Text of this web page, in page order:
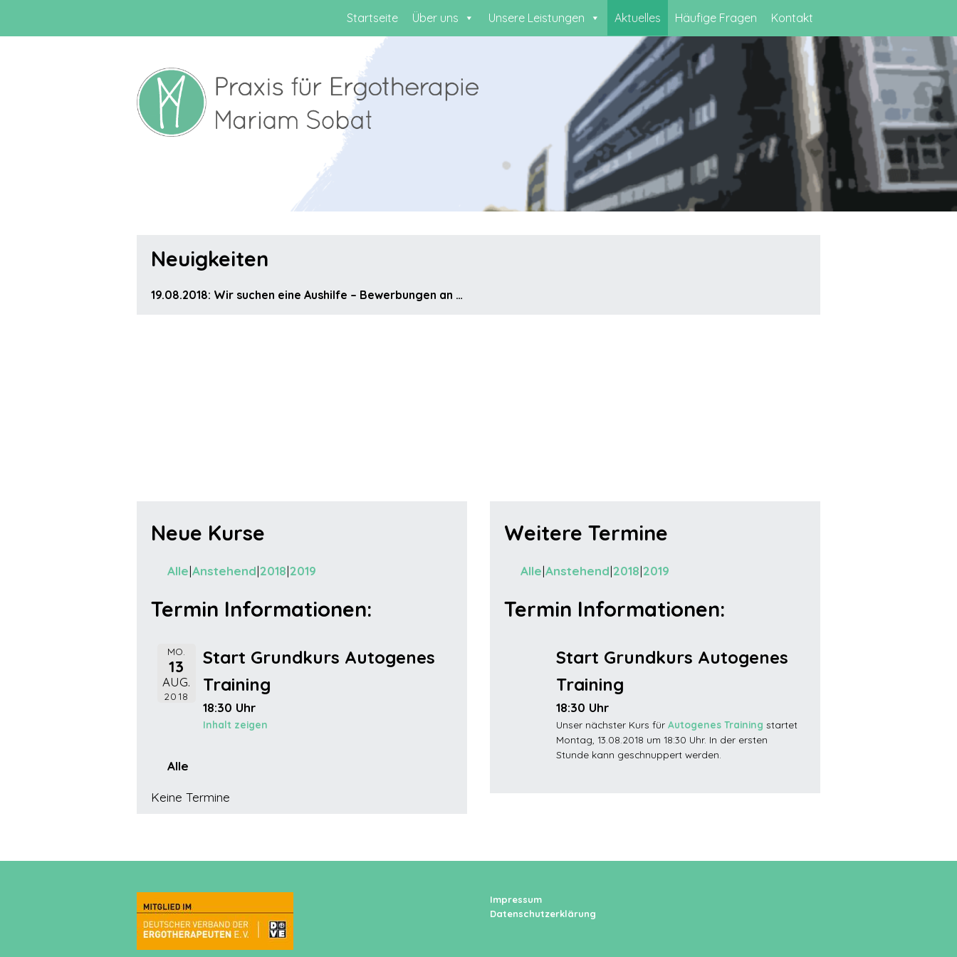
Startseite Über uns Unsere Leistungen Aktuelles Häufige Fragen Kontakt
Neuigkeiten
19.08.2018: Wir suchen eine Aushilfe – Bewerbungen an …
Neue Kurse
Alle Anstehend 2018 2019
Termin Informationen:
MO.
13
AUG.
2018
Start Grundkurs Autogenes
Training
18:30 Uhr
Inhalt zeigen
Alle
Keine Termine
Weitere Termine
Alle Anstehend 2018 2019
Termin Informationen:
Start Grundkurs Autogenes
Training
18:30 Uhr
Unser nächster Kurs fürAutogenes Training startet
Montag, 13.08.2018 um 18:30 Uhr. In der ersten
Stunde kann geschnuppert werden.
Impressum
Datenschutzerklärung